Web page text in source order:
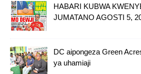
HABARI KUBWA
JUMATANO AGOSTI 5,
DC aipongeza Green
ya uhamiaji